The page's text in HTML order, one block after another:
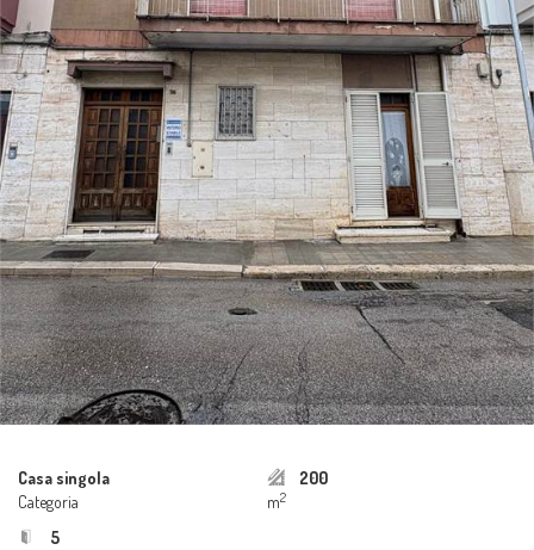
Casa singola
Categoria
200
m2
5